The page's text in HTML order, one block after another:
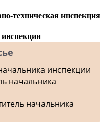
техническая инспекция
инспекции
начальника
начальника